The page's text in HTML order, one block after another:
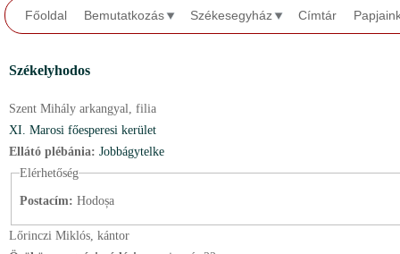
Főoldal Bemutatkozás Székesegyház Címtár
Székelyhodos
Szent Mihály arkangyal, filia
XI. Marosi főesperesi kerület
Ellátó plébánia: Jobbágytelke
Elérhetőség
Postacím: Hodoșa
Lőrinczi Miklós, kántor